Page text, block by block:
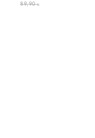
89,90€